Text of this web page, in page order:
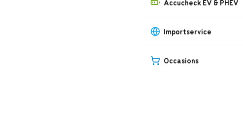
Accucheck EV & PHEV
Importservice
Occasions